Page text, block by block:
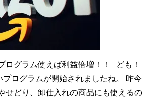
ログラム使えば利益倍増！！ ども！
ログラムが開始されましたね。 昨今
せどり、卸仕入れの商品にも使えるの